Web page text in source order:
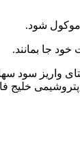
موکول شود.
جا بمانند.
سود
پتروشیمی